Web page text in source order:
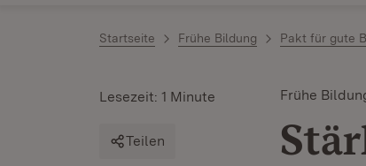
Startseite Frühe Bildung Pakt für gute
Frühe
Lesezeit: 1 Minute
Teilen